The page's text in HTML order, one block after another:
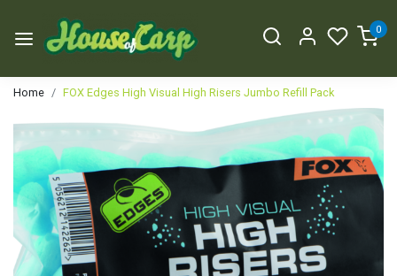
0
Home FOX Edges High Visual High Risers Jumbo Refill Pack